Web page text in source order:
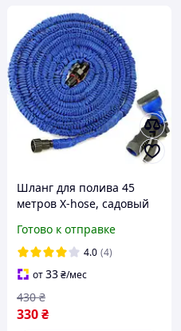
Шланг для полива 45
метров X-hose, садовый
шланг-гармошка для
полива LS-Xhose45
Готово к отправке
4.0 (4)
от33₴/мес
330₴
430 ₴